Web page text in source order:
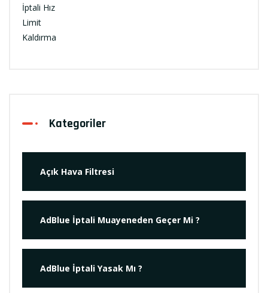
Kategoriler
Açık Hava Filtresi
AdBlue İptali Muayeneden Geçer Mi ?
AdBlue İptali Yasak Mı ?